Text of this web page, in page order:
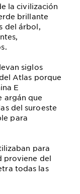
la civilización
brillante
del árbol,
siglos
Atlas porque
E
argán que
del suroeste
para
para
proviene del
todas las